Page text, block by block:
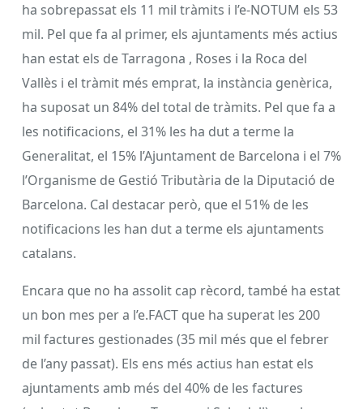
ha sobrepassat els 11 mil tràmits i l’e-NOTUM els 53
mil. Pel que fa al primer, els ajuntaments més actius
han estat els de Tarragona , Roses i la Roca del
Vallès i el tràmit més emprat, la instància genèrica,
ha suposat un 84% del total de tràmits. Pel que fa a
les notificacions, el 31% les ha dut a terme la
Generalitat, el 15% l’Ajuntament de Barcelona i el 7%
l’Organisme de Gestió Tributària de la Diputació de
Barcelona. Cal destacar però, que el 51% de les
notificacions les han dut a terme els ajuntaments
catalans.
Encara que no ha assolit cap rècord, també ha estat
un bon mes per a l’e.FACT que ha superat les 200
mil factures gestionades (35 mil més que el febrer
de l’any passat). Els ens més actius han estat els
ajuntaments amb més del 40% de les factures